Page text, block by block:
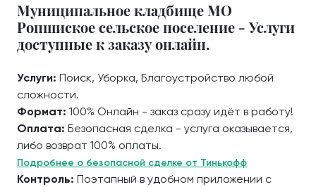
Муниципальное кладбище МО
Ропшиское сельское поселение - Услуги
доступные к заказу онлайн.
Услуги: Поиск, Уборка, Благоустройство любой
сложности.
Формат: 100% Онлайн - заказ сразу идёт в работу!
Оплата: Безопасная сделка - услуга оказывается,
либо возврат 100% оплаты.
Подробнее о безопасной сделке от Тинькофф
Контроль: Поэтапный в удобном приложении с